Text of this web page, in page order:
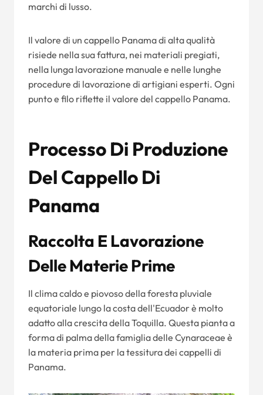
marchi di lusso.
Il valore di un cappello Panama di alta qualità
risiede nella sua fattura, nei materiali pregiati,
nella lunga lavorazione manuale e nelle lunghe
procedure di lavorazione di artigiani esperti. Ogni
punto e filo riflette il valore del cappello Panama.
Processo Di Produzione
Del Cappello Di
Panama
Raccolta E Lavorazione
Delle Materie Prime
Il clima caldo e piovoso della foresta pluviale
equatoriale lungo la costa dell'Ecuador è molto
adatto alla crescita della Toquilla. Questa pianta a
forma di palma della famiglia delle Cynaraceae è
la materia prima per la tessitura dei cappelli di
Panama.